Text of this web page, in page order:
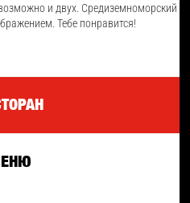
и двух. Средиземноморский
Тебе понравится!